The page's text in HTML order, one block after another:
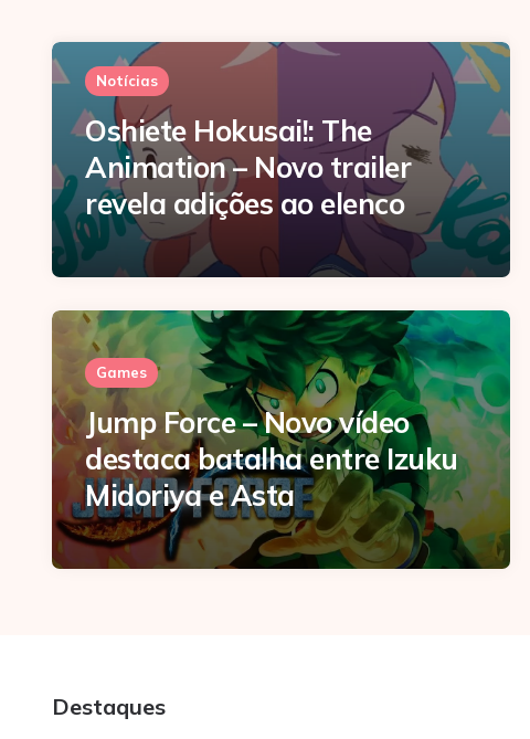
Notícias
Oshiete Hokusai!: The
Animation – Novo trailer
revela adições ao elenco
Games
Jump Force – Novo vídeo
destaca batalha entre Izuku
Midoriya e Asta
Destaques